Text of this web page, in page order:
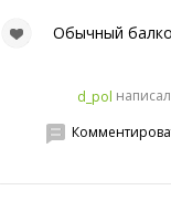
Обычный
d_pol